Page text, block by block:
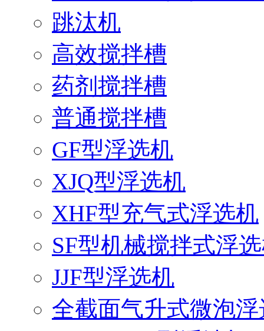
跳汰机
高效搅拌槽
药剂搅拌槽
普通搅拌槽
GF型浮选机
XJQ型浮选机
XHF型充气式浮选机
SF型机械搅拌式浮
JJF型浮选机
全截面气升式微泡